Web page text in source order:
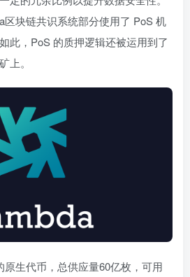
区块链共识系统部分使用了 PoS 机
此，PoS 的质押逻辑还被运用到了
上。
原生代币，总供应量60亿枚，可用